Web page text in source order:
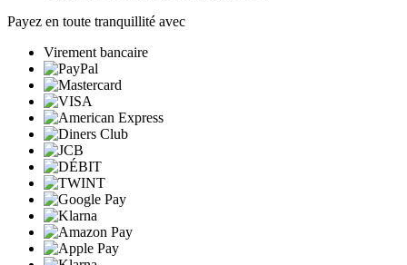
Payez en toute tranquillité avec
Virement bancaire